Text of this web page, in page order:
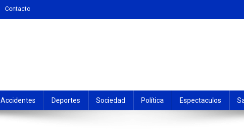
Contacto
Accidentes Deportes Sociedad Política Espectaculos